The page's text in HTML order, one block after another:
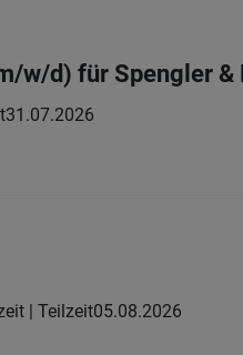
w/d) für Spengler &
31.07.2026
| Teilzeit05.08.2026